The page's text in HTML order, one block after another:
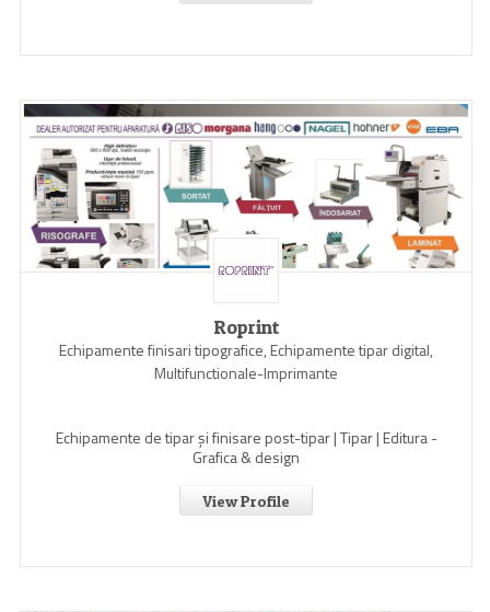
Roprint
Echipamente finisari tipografice, Echipamente tipar digital,
Multifunctionale-Imprimante
Echipamente de tipar și finisare post-tipar | Tipar | Editura -
Grafica & design
View Profile